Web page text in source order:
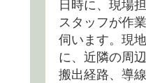
日時に、現場
スタッフが作
伺います。現
に、近隣の周
搬出経路、導